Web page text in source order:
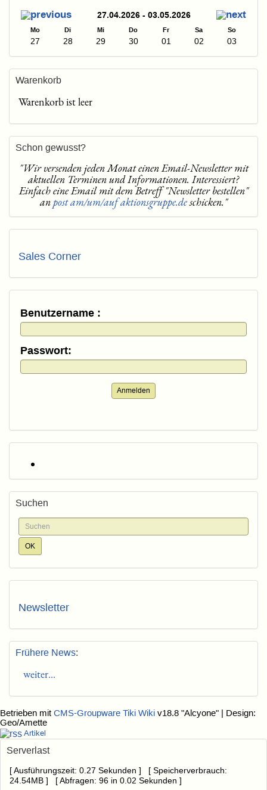
27.04.2026 - 03.05.2026
Mo Di Mi Do Fr Sa So
27 28 29 30 01 02 03
Warenkorb
Warenkorb ist leer
Schon gewusst?
"Wir versenden jeden Monat einen Email-Newsletter mit
aktuellen Terminen und Informationen. Interessiert?
Einfach eine Email mit dem Betreff "Newsletter bestellen"
anpost am/um/auf aktionsgruppe.deschicken."
Sales Corner
Benutzername :
Passwort:
Anmelden
Suchen
Newsletter
Frühere News:
weiter...
Betrieben mit CMS-Groupware Tiki Wiki v18.8 "Alcyone" | Design:
Geo/Amette
Artikel
Serverlast
[ Ausführungszeit: 0.27 Sekunden ] [ Speicherverbrauch:
24.54MB ] [ Abfragen: 96 in 0.02 Sekunden ]